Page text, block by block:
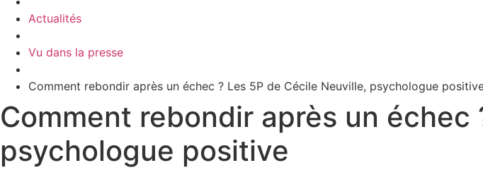
Actualités
Vu dans la presse
Comment rebondir après un échec ? Les 5P de Cécile Neuville, psychologue
Comment rebondir après un échec
psychologue positive